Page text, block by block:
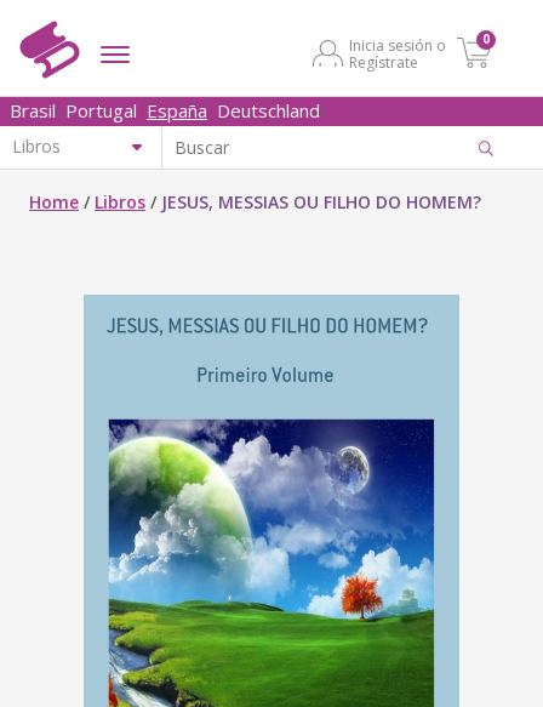
Inicia sesión o
Regístrate
0
Brasil Portugal España Deutschland
Home / Libros / JESUS, MESSIAS OU FILHO DO HOMEM?